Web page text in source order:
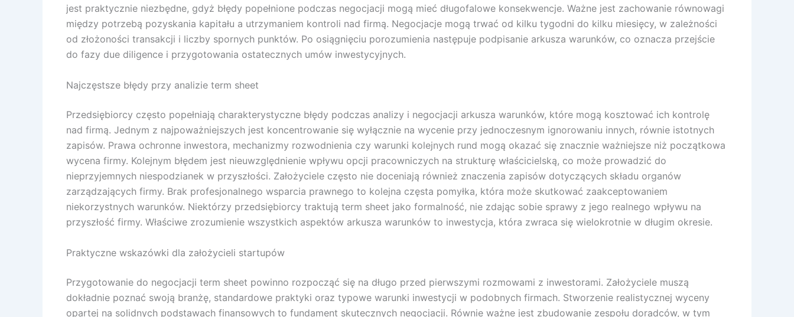
jest praktycznie niezbędne, gdyż błędy popełnione podczas negocjacji mogą mieć długofalowe konsekwencje. Ważne jest zachowanie równowagi
między potrzebą pozyskania kapitału a utrzymaniem kontroli nad firmą. Negocjacje mogą trwać od kilku tygodni do kilku miesięcy, w zależności
od złożoności transakcji i liczby spornych punktów. Po osiągnięciu porozumienia następuje podpisanie arkusza warunków, co oznacza przejście
do fazy due diligence i przygotowania ostatecznych umów inwestycyjnych.
Najczęstsze błędy przy analizie term sheet
Przedsiębiorcy często popełniają charakterystyczne błędy podczas analizy i negocjacji arkusza warunków, które mogą kosztować ich kontrolę
nad firmą. Jednym z najpoważniejszych jest koncentrowanie się wyłącznie na wycenie przy jednoczesnym ignorowaniu innych, równie istotnych
zapisów. Prawa ochronne inwestora, mechanizmy rozwodnienia czy warunki kolejnych rund mogą okazać się znacznie ważniejsze niż początkowa
wycena firmy. Kolejnym błędem jest nieuwzględnienie wpływu opcji pracowniczych na strukturę właścicielską, co może prowadzić do
nieprzyjemnych niespodzianek w przyszłości. Założyciele często nie doceniają również znaczenia zapisów dotyczących składu organów
zarządzających firmy. Brak profesjonalnego wsparcia prawnego to kolejna częsta pomyłka, która może skutkować zaakceptowaniem
niekorzystnych warunków. Niektórzy przedsiębiorcy traktują term sheet jako formalność, nie zdając sobie sprawy z jego realnego wpływu na
przyszłość firmy. Właściwe zrozumienie wszystkich aspektów arkusza warunków to inwestycja, która zwraca się wielokrotnie w długim okresie.
Praktyczne wskazówki dla założycieli startupów
Przygotowanie do negocjacji term sheet powinno rozpocząć się na długo przed pierwszymi rozmowami z inwestorami. Założyciele muszą
dokładnie poznać swoją branżę, standardowe praktyki oraz typowe warunki inwestycji w podobnych firmach. Stworzenie realistycznej wyceny
opartej na solidnych podstawach finansowych to fundament skutecznych negocjacji. Równie ważne jest zbudowanie zespołu doradców, w tym